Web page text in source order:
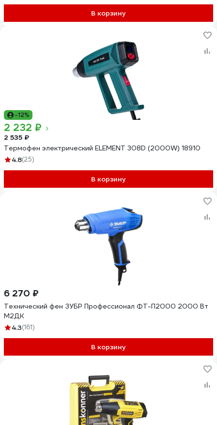
В корзину
-12%
2 232 ₽
2 535 ₽
Термофен электрический ELEMENT 308D (2000W) 18910
4.8(25)
В корзину
6 270 ₽
Технический фен ЗУБР Профессионал ФТ-П2000 2000 Вт
М2ДК
4.3(161)
В корзину